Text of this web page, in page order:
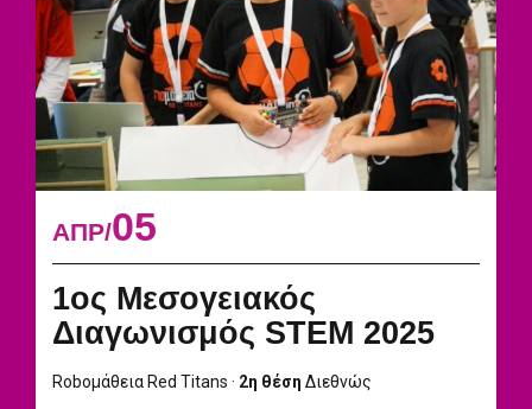
ΑΠΡ 05
1ος Μεσογειακός
Διαγωνισμός STEM 2025
Roboμάθεια Red Titans · 2η θέση Διεθνώς